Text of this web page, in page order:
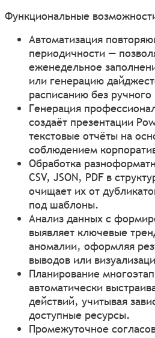
Функциональные
Автоматизация
периодичности —
еженедельное
или генерацию
расписанию без ручного
Генерация
создаёт презентации
текстовые отчёты на
соблюдением
Обработка
CSV, JSON, PDF в
очищает их от
под шаблоны.
Анализ данных с
выявляет ключевые
аномалии, оформляя
выводов или
Планирование
автоматически
действий, учитывая
доступные ресурсы.
Промежуточное